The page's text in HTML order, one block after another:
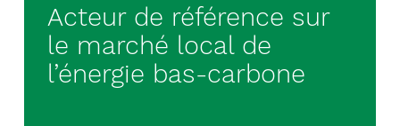
Acteur de référence sur
le marché local de
l’énergie bas-carbone